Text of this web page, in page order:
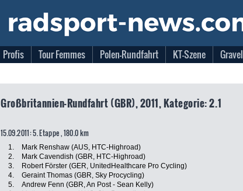
Profis Tour Femmes Polen-Rundfahrt KT-Szene Gravel
Großbritannien-Rundfahrt (GBR), 2011, Kategorie: 2.1
15.09.2011: 5. Etappe , 180.0 km
1. Mark Renshaw (AUS, HTC-Highroad)
2.
Mark Cavendish (GBR, HTC-Highroad)
3.
Robert Förster (GER, UnitedHealthcare Pro Cycling)
4.
Geraint Thomas (GBR, Sky Procycling)
5.
Andrew Fenn (GBR, An Post - Sean Kelly)